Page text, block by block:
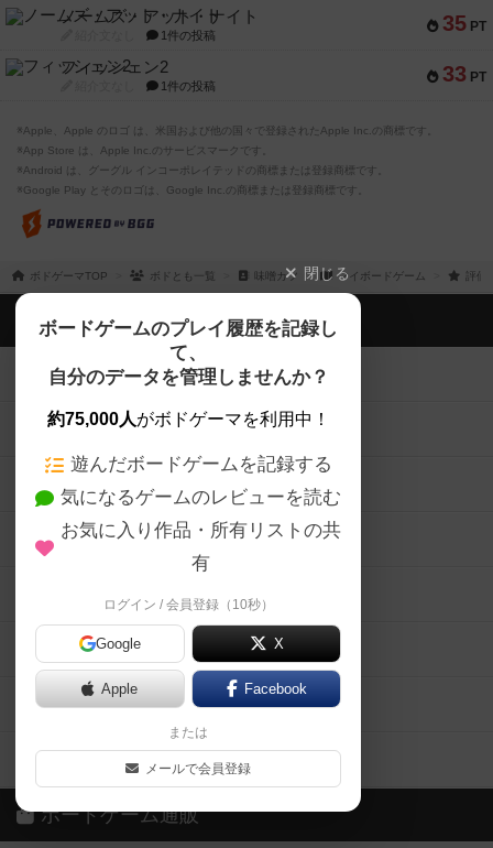
35 PT
ノームズ・アット・ナイト
1件の投稿
33 PT
フィッシェン2
1件の投稿
※Apple、Apple のロゴ は、米国および他の国々で登録されたApple Inc.の商標です。
※App Store は、Apple Inc.のサービスマークです。
※Android は、グーグル インコーポレイテッドの商標または登録商標です。
※Google Play とそのロゴは、Google Inc.の商標または登録商標です。
ボドゲーマTOP ボドとも一覧 味噌カツ マイボードゲーム 評価
閉じる
ボードゲームのプレイ履歴を記録し
て、
自分のデータを管理しませんか？
約75,000人がボドゲーマを利用中！
遊んだボードゲームを記録する
気になるゲームのレビューを読む
お気に入り作品・所有リストの共
有
ログイン / 会員登録（10秒）
Google X
Apple Facebook
または
メールで会員登録
ボドゲーマTOP
ボードゲームを検索する
ボードゲームの新着レビュー
ボードゲーム会情報
メカニクス特集
掲示板・トピックス
ボドとも・会員一覧
ボードゲーム業界コラム
ボドゲーマご利用案内
ボードゲーム通販